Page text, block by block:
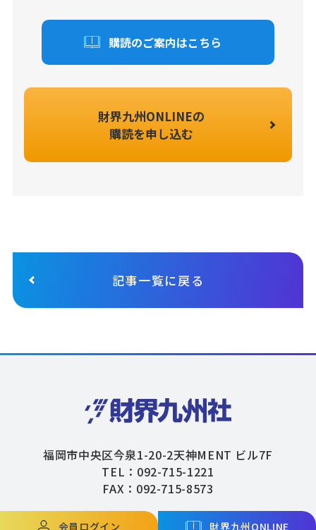
購読のご案内はこちら
財界九州ONLINEの
購読を申し込む
記事一覧に戻る
会員ログイン 財界九州ONLINE
福岡市中央区今泉1-20-2天神MENT ビル7F
TEL：092-715-1221
FAX：092-715-8573